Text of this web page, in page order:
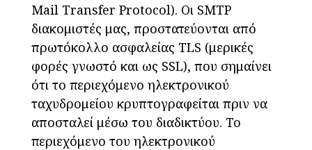
Mail Transfer Protocol). Οι SMTP
διακομιστές μας, προστατεύονται από
πρωτόκολλο ασφαλείας TLS (μερικές
φορές γνωστό και ως SSL), που σημαίνει
ότι το περιεχόμενο ηλεκτρονικού
ταχυδρομείου κρυπτογραφείται πριν να
αποσταλεί μέσω του διαδικτύου. Το
περιεχόμενο του ηλεκτρονικού